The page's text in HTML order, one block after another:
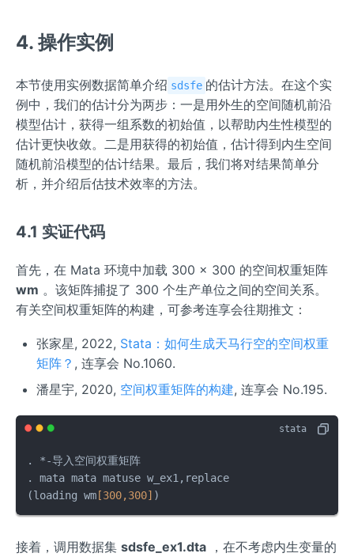
4. 操作实例
本节使用实例数据简单介绍 sdsfe 的估计方法。在这个实
例中，我们的估计分为两步：一是用外生的空间随机前沿
模型估计，获得一组系数的初始值，以帮助内生性模型的
估计更快收敛。二是用获得的初始值，估计得到内生空间
随机前沿模型的估计结果。最后，我们将对结果简单分
析，并介绍后估技术效率的方法。
4.1 实证代码
首先，在 Mata 环境中加载 300 × 300 的空间权重矩阵
wm 。该矩阵捕捉了 300 个生产单位之间的空间关系。
有关空间权重矩阵的构建，可参考连享会往期推文：
张家星, 2022, Stata：如何生成天马行空的空间权重
矩阵？ , 连享会 No.1060.
潘星宇, 2020, 空间权重矩阵的构建, 连享会 No.195.
. *-导入空间权重矩阵
. mata mata matuse w_ex1,replace
(loading wm[300,300] )
接着，调用数据集 sdsfe_ex1.dta ，在不考虑内生变量的